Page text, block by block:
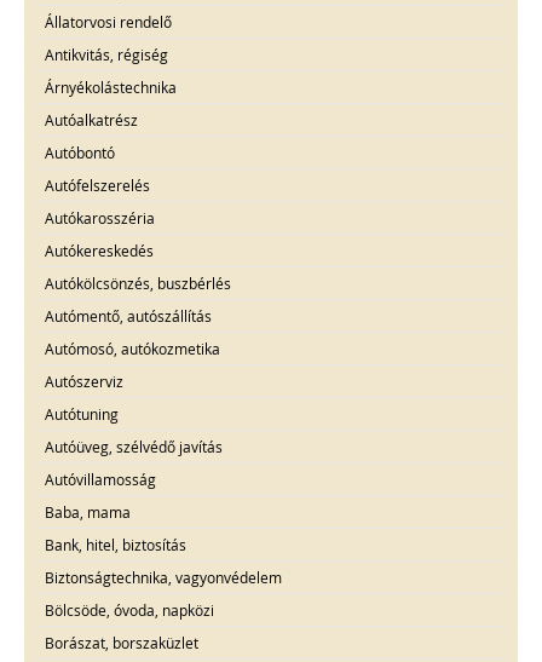
Állatorvosi rendelő
Antikvitás, régiség
Árnyékolástechnika
Autóalkatrész
Autóbontó
Autófelszerelés
Autókarosszéria
Autókereskedés
Autókölcsönzés, buszbérlés
Autómentő, autószállítás
Autómosó, autókozmetika
Autószerviz
Autótuning
Autóüveg, szélvédő javítás
Autóvillamosság
Baba, mama
Bank, hitel, biztosítás
Biztonságtechnika, vagyonvédelem
Bölcsöde, óvoda, napközi
Borászat, borszaküzlet